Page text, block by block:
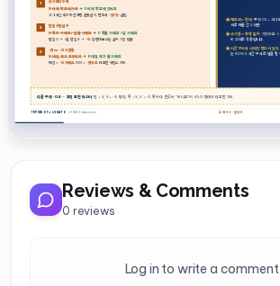
Reviews & Comments
0 reviews
Log in to write a comment